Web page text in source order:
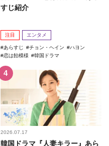
すじ紹介
注目 エンタメ
あらすじ チョン・ヘイン
ハヨン
恋は飴模様
韓国ドラマ
2026.07.17
韓国ドラマ『人妻キラー』あら